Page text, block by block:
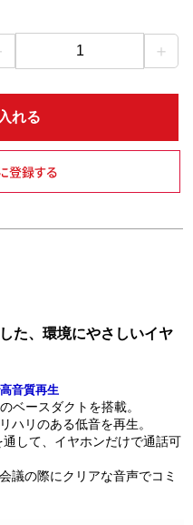
1 ＋
れる
た、環境にやさしいイヤ
音質再生
ベースダクトを搭載。
ハリのある低音を再生。
して、イヤホンだけで通話可
議の際にクリアな音声でコミ